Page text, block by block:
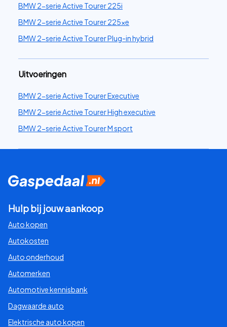
BMW 2-serie Active Tourer 225i
BMW 2-serie Active Tourer 225xe
BMW 2-serie Active Tourer Plug-in hybrid
Uitvoeringen
BMW 2-serie Active Tourer Executive
BMW 2-serie Active Tourer High executive
BMW 2-serie Active Tourer M sport
Hulp bij jouw aankoop
Auto kopen
Autokosten
Auto onderhoud
Automerken
Automotive kennisbank
Dagwaarde auto
Elektrische auto kopen